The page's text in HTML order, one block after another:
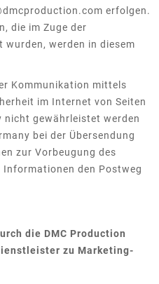
erfolgen.
die im Zuge der
werden in diesem
Kommunikation mittels
im Internet von Seiten
nicht gewährleistet werden
bei der Übersendung
zur Vorbeugung des
den Postweg
die DMC Production
zu Marketing-